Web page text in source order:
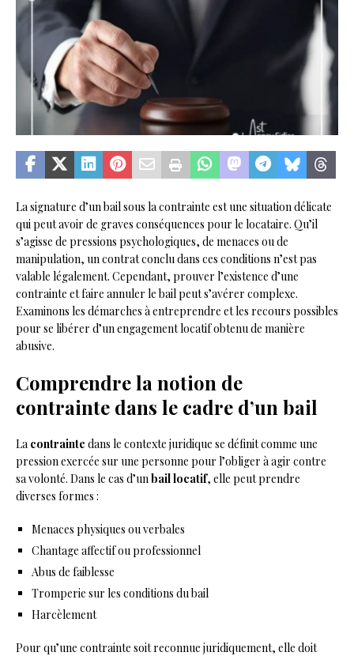
La signature d’un bail sous la contrainte est une situation délicate
qui peut avoir de graves conséquences pour le locataire. Qu’il
s’agisse de pressions psychologiques, de menaces ou de
manipulation, un contrat conclu dans ces conditions n’est pas
valable légalement. Cependant, prouver l’existence d’une
contrainte et faire annuler le bail peut s’avérer complexe.
Examinons les démarches à entreprendre et les recours possibles
pour se libérer d’un engagement locatif obtenu de manière
abusive.
Comprendre la notion de
contrainte dans le cadre d’un bail
La contrainte dans le contexte juridique se définit comme une
pression exercée sur une personne pour l’obliger à agir contre
sa volonté. Dans le cas d’un bail locatif, elle peut prendre
diverses formes :
Menaces physiques ou verbales
Chantage affectif ou professionnel
Abus de faiblesse
Tromperie sur les conditions du bail
Harcèlement
Pour qu’une contrainte soit reconnue juridiquement, elle doit